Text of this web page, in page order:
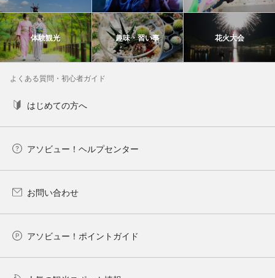
体験観光 趣味・習い事 花火大会
よくある質問・初心者ガイド
はじめての方へ
アソビュー！ヘルプセンター
お問い合わせ
アソビュー！ポイントガイド